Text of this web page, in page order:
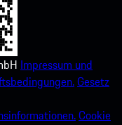
Impressum und
Gesetz
Cookie